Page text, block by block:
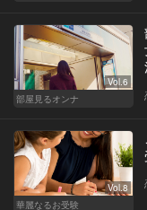
Vol.6
部屋見るオンナ
Vol.8
華麗なるお受験